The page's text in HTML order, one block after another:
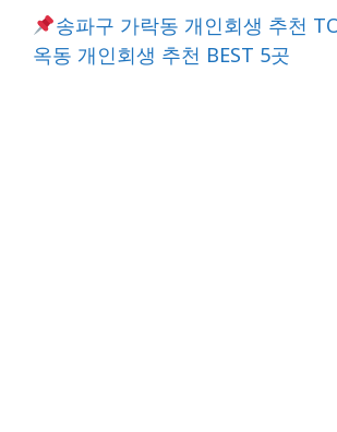
송파구 가락동 개인회생 추천
옥동 개인회생 추천 BEST 5곳